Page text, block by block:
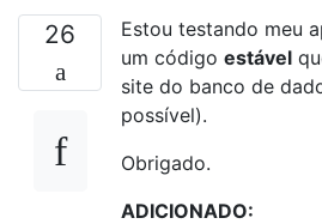
26
Estou testando meu
um código estável
site do banco de
possível).
Obrigado.
ADICIONADO: